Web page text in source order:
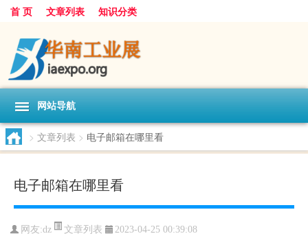
首 页 文章列表 知识分类
网站导航
> 文章列表 > 电子邮箱在哪里看
电子邮箱在哪里看
网友:dz 文章列表 2023-04-25 00:39:08